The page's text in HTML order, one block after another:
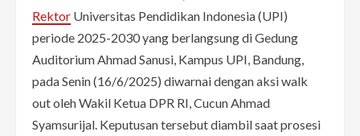
Rektor Universitas Pendidikan Indonesia (UPI)
periode 2025-2030 yang berlangsung di Gedung
Auditorium Ahmad Sanusi, Kampus UPI, Bandung,
pada Senin (16/6/2025) diwarnai dengan aksi walk
out oleh Wakil Ketua DPR RI, Cucun Ahmad
Syamsurijal. Keputusan tersebut diambil saat prosesi